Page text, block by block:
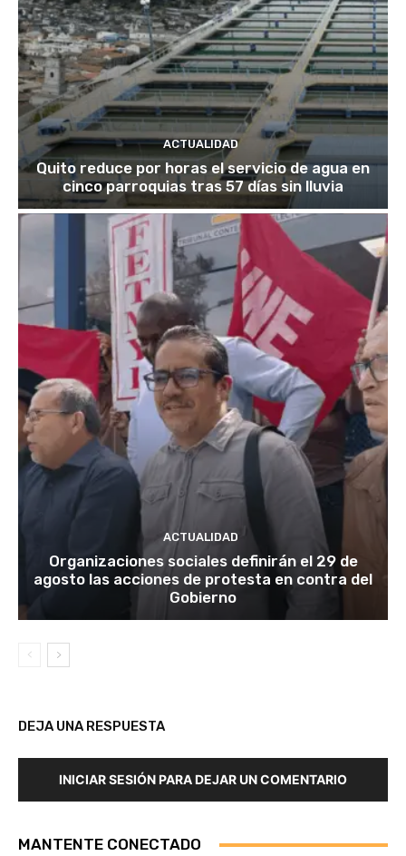
ACTUALIDAD
Quito reduce por horas el servicio de agua en
cinco parroquias tras 57 días sin lluvia
ACTUALIDAD
Organizaciones sociales definirán el 29 de
agosto las acciones de protesta en contra del
Gobierno
DEJA UNA RESPUESTA
INICIAR SESIÓN PARA DEJAR UN COMENTARIO
MANTENTE CONECTADO